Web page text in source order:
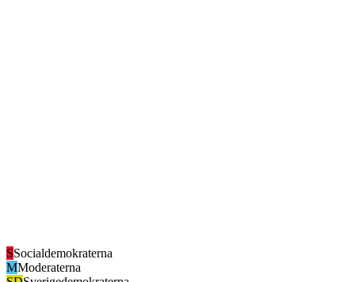
SSocialdemokraterna
MModeraterna